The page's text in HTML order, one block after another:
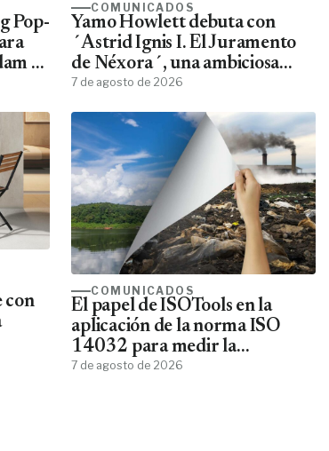
Pop-
a
COMUNICADOS
Yamo Howlett debuta con
´Astrid Ignis I. El Juramento
de Néxora´, una ambiciosa
saga de fantasía y ciencia
7 de agosto de 2026
con
COMUNICADOS
El papel de ISOTools en la
aplicación de la norma ISO
14032 para medir la
sostenibilidad empresarial
7 de agosto de 2026